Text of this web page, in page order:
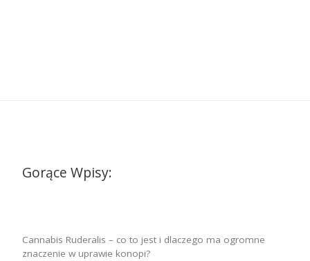
Gorące Wpisy:
Cannabis Ruderalis – co to jest i dlaczego ma ogromne
znaczenie w uprawie konopi?